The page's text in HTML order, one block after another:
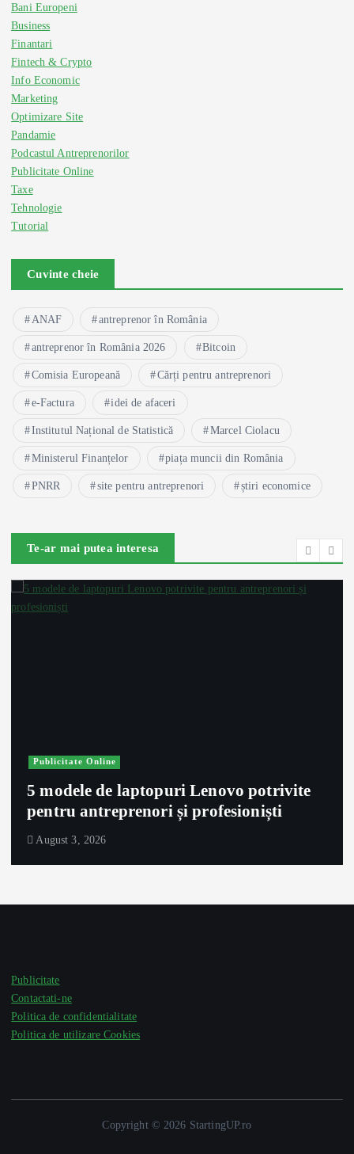
Bani Europeni
Business
Finantari
Fintech & Crypto
Info Economic
Marketing
Optimizare Site
Pandamie
Podcastul Antreprenorilor
Publicitate Online
Taxe
Tehnologie
Tutorial
Cuvinte cheie
ANAF antreprenor în România
antreprenor în România 2026 Bitcoin
Comisia Europeană Cărți pentru antreprenori
e-Factura idei de afaceri
Institutul Național de Statistică Marcel Ciolacu
Ministerul Finanțelor piața muncii din România
PNRR site pentru antreprenori știri economice
Te-ar mai putea interesa
Publicitate Online
5 modele de laptopuri Lenovo potrivite
pentru antreprenori și profesioniști
August 3, 2026
Publicitate
Contactati-ne
Politica de confidentialitate
Politica de utilizare Cookies
Copyright © 2026 StartingUP.ro